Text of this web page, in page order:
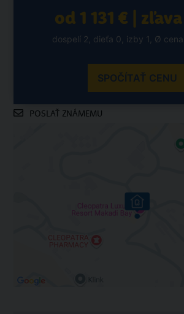
od 1 131 € |
dospelí 2, dieťa 0, izby 1, Ø
SPOČÍTAŤ CENU
POSLAŤ ZNÁMEMU